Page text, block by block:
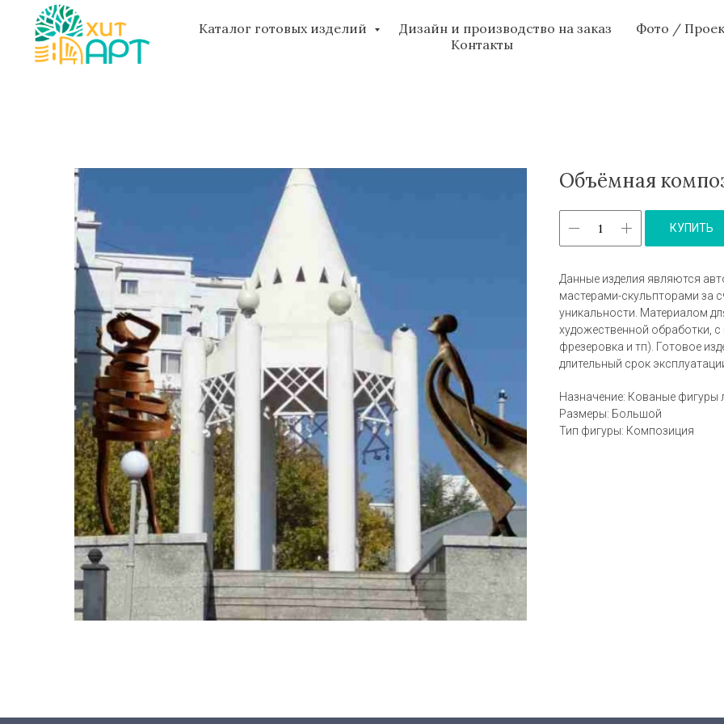
Каталог готовых изделий Дизайн и производство на заказ
Фото /
Контакты
Объёмная
КУПИТЬ
Данные изделия являются
мастерами-скульпторами за
уникальности. Материалом
художественной обработки,
фрезеровка и тп). Готовое
длительный срок
Назначение: Кованые фигуры
Размеры: Большой
Тип фигуры: Композиция